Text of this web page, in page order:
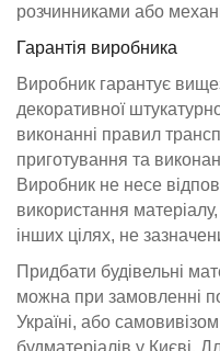
розчинниками або
Гарантія виробника
Виробник гарантує
декоративної
виконанні правил
приготування та
Виробник не несе
використання
інших цілях, не
Придбати будівельні
можна при замовленні
Україні, або
будматеріалів у Києві.